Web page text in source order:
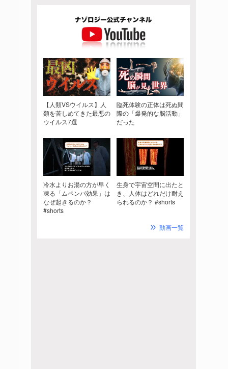
【人類VSウイルス】人
類を苦しめてきた最悪の
ウイルス7選
臨死体験の正体は死ぬ間
際の「爆発的な脳活動」
だった
冷水よりお湯の方が早く
凍る「ムペンバ効果」は
なぜ起きるのか？
#shorts
生身で宇宙空間に出たと
き、人体はどれだけ耐え
られるのか？ #shorts
動画一覧